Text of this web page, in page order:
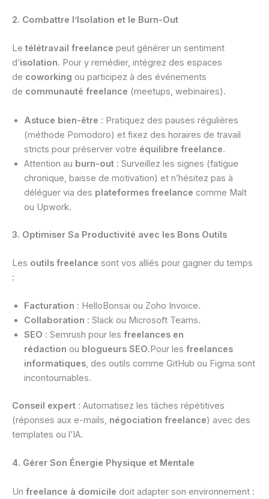
2. Combattre l’Isolation et le Burn-Out
Le télétravail freelance peut générer un sentiment
d’isolation. Pour y remédier, intégrez des espaces
de coworking ou participez à des événements
de communauté freelance (meetups, webinaires).
Astuce bien-être : Pratiquez des pauses régulières
(méthode Pomodoro) et fixez des horaires de travail
stricts pour préserver votre équilibre freelance.
Attention au burn-out : Surveillez les signes (fatigue
chronique, baisse de motivation) et n’hésitez pas à
déléguer via des plateformes freelance comme Malt
ou Upwork.
3. Optimiser Sa Productivité avec les Bons Outils
Les outils freelance sont vos alliés pour gagner du temps
:
Facturation : HelloBonsai ou Zoho Invoice.
Collaboration : Slack ou Microsoft Teams.
SEO : Semrush pour les freelances en
rédaction ou blogueurs SEO.Pour les freelances
informatiques, des outils comme GitHub ou Figma sont
incontournables.
Conseil expert : Automatisez les tâches répétitives
(réponses aux e-mails, négociation freelance) avec des
templates ou l’IA.
4. Gérer Son Énergie Physique et Mentale
Un freelance à domicile doit adapter son environnement :